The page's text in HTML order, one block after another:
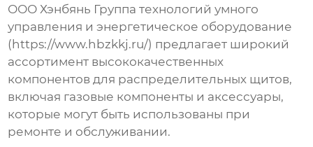
ООО Хэнбянь Группа технологий умного
управления и энергетическое оборудование
( https://www.hbzkkj.ru/) предлагает широкий
ассортимент высококачественных
компонентов для распределительных щитов,
включая газовые компоненты и аксессуары,
которые могут быть использованы при
ремонте и обслуживании.